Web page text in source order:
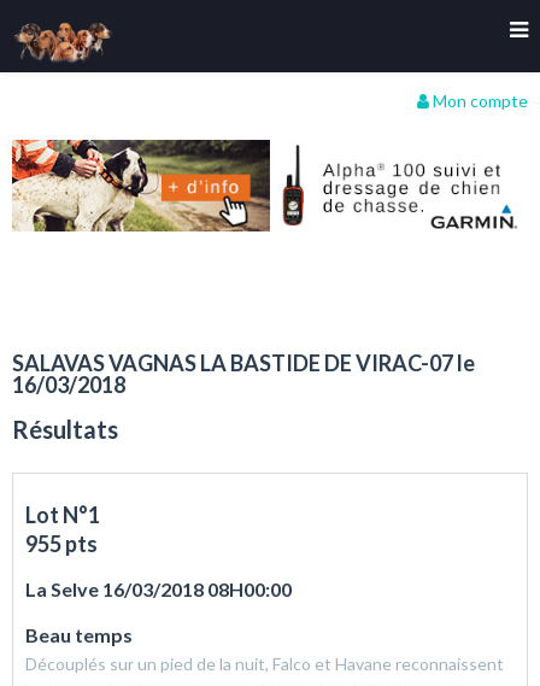
Mon compte
SALAVAS VAGNAS LA BASTIDE DE VIRAC-07 le
16/03/2018
Résultats
Lot N°1
955 pts
La Selve 16/03/2018 08H00:00
Beau temps
Découplés sur un pied de la nuit, Falco et Havane reconnaissent